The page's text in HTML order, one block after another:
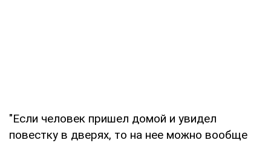
"Если человек пришел домой и увидел
повестку в дверях, то на нее можно вообще